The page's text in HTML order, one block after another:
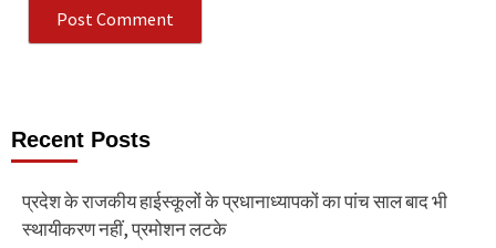
Recent Posts
प्रदेश के राजकीय हाईस्कूलों के प्रधानाध्यापकों का पांच साल बाद भी
स्थायीकरण नहीं, प्रमोशन लटके